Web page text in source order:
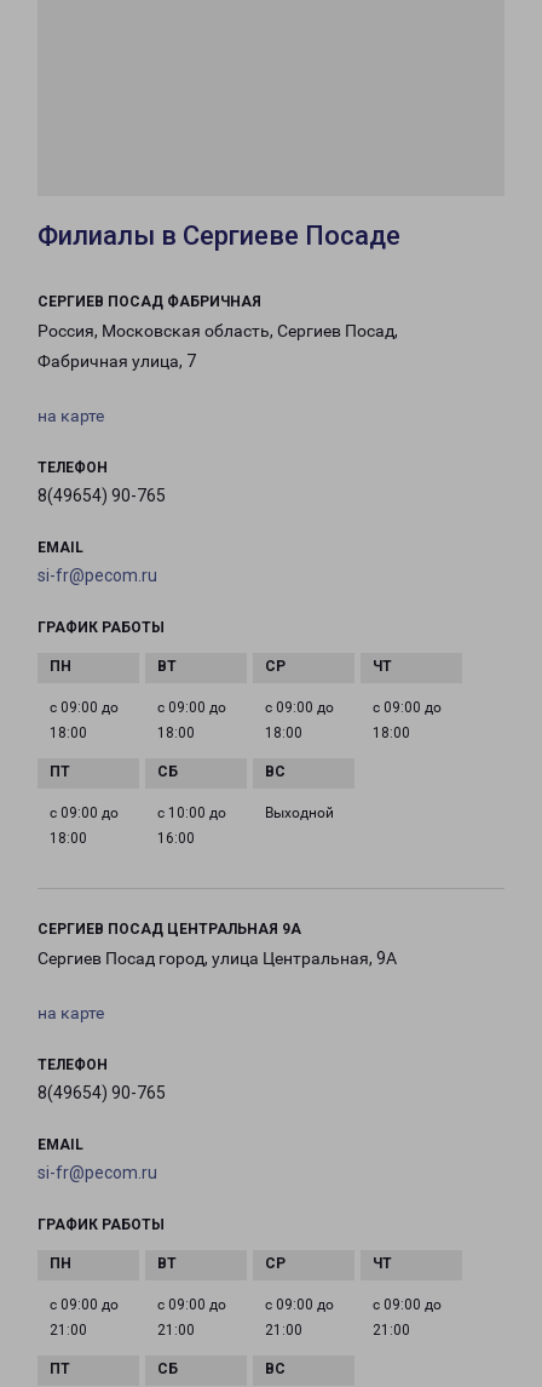
Филиалы в Сергиеве Посаде
СЕРГИЕВ ПОСАД ФАБРИЧНАЯ
Россия, Московская область, Сергиев Посад,
Фабричная улица, 7
на карте
ТЕЛЕФОН
8(49654) 90-765
EMAIL
si-fr@pecom.ru
ГРАФИК РАБОТЫ
с 09:00 до
18:00
с 09:00 до
18:00
с 09:00 до
18:00
с 09:00 до
18:00
с 09:00 до
18:00
с 10:00 до
16:00
Выходной
СЕРГИЕВ ПОСАД ЦЕНТРАЛЬНАЯ 9А
Сергиев Посад город, улица Центральная, 9А
на карте
ТЕЛЕФОН
8(49654) 90-765
EMAIL
si-fr@pecom.ru
ГРАФИК РАБОТЫ
с 09:00 до
21:00
с 09:00 до
21:00
с 09:00 до
21:00
с 09:00 до
21:00